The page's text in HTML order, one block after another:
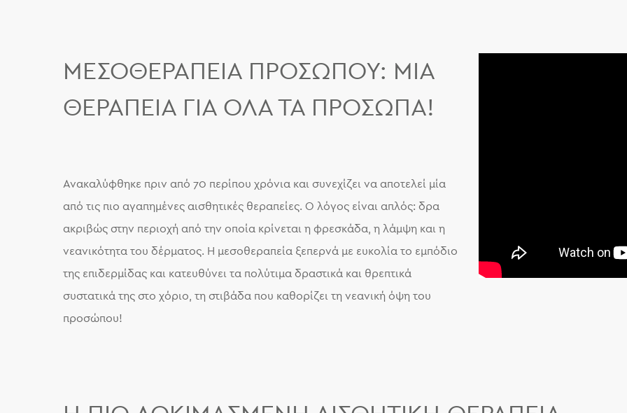
ΜΕΣΟΘΕΡΑΠΕΊΑ ΠΡΟΣΏΠΟΥ: ΜΊΑ
ΘΕΡΑΠΕΊΑ ΓΙΑ ΌΛΑ ΤΑ ΠΡΌΣΩΠΑ!
Ανακαλύφθηκε πριν από 70 περίπου χρόνια και συνεχίζει να αποτελεί μία
από τις πιο αγαπημένες αισθητικές θεραπείες. Ο λόγος είναι απλός: δρα
ακριβώς στην περιοχή από την οποία κρίνεται η φρεσκάδα, η λάμψη και η
νεανικότητα του δέρματος. Η μεσοθεραπεία ξεπερνά με ευκολία το εμπόδιο
της επιδερμίδας και κατευθύνει τα πολύτιμα δραστικά και θρεπτικά
συστατικά της στο χόριο, τη στιβάδα που καθορίζει τη νεανική όψη του
προσώπου!